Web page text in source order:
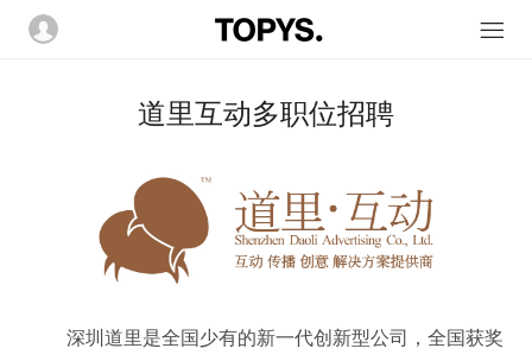
道里互动多职位招聘
深圳道里是全国少有的新一代创新型公司，全国获奖